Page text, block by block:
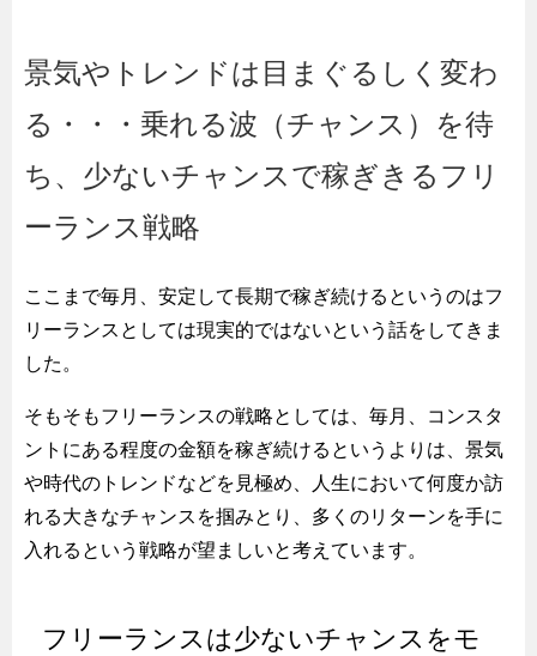
景気やトレンドは目まぐるしく変わ
る・・・乗れる波（チャンス）を待
ち、少ないチャンスで稼ぎきるフリ
ーランス戦略
ここまで毎月、安定して長期で稼ぎ続けるというのはフ
リーランスとしては現実的ではないという話をしてきま
した。
そもそもフリーランスの戦略としては、毎月、コンスタ
ントにある程度の金額を稼ぎ続けるというよりは、景気
や時代のトレンドなどを見極め、人生において何度か訪
れる大きなチャンスを掴みとり、多くのリターンを手に
入れるという戦略が望ましいと考えています。
フリーランスは少ないチャンスをモ